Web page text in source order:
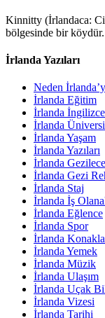
Kinnitty (İrlandaca:
bölgesinde bir
İrlanda Yazıları
Neden
İrlanda Eğitim
İrlanda
İrlanda
İrlanda Yaşam
İrlanda Yazıları
İrlanda
İrlanda Gezi
İrlanda Staj
İrlanda İş
İrlanda Eğlence
İrlanda Spor
İrlanda
İrlanda Yemek
İrlanda Müzik
İrlanda Ulaşım
İrlanda Uçak
İrlanda Vizesi
İrlanda Tarihi